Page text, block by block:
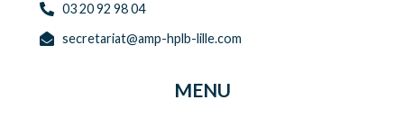
03 20 92 98 04
secretariat@amp-hplb-lille.com
MENU